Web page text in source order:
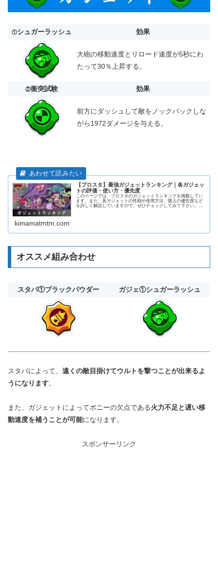
①シュガーラッシュ 効果
大砲の移動速度とリロード速度が5秒にわ
たって30％上昇する。
②衝突試験 効果
前方にダッシュして敵をノックバックしな
がら1972ダメージを与える。
【ブロスタ】最強ガジェットランキング｜各ガジェッ
トの評価・使い方・優先度
このページでは、ブロスタのガジェットランキングを掲載してい
ます。また、各ガジェットの性能や使用方法、購入の優先度など
を詳しく解説していますので、ぜひチェックしてみて下さい。加
kimamatmtm.com
オススメ組み合わせ
スタパ①ブラックパウダー ガジェ①シュガーラッシュ
スタパによって、 遠くの敵目掛けてウルトを撃つことが出来るよ
うになります。
また、ガジェットによってボニーの欠点である火力不足と遅い移
動速度を補うことが可能になります。
スポンサーリンク